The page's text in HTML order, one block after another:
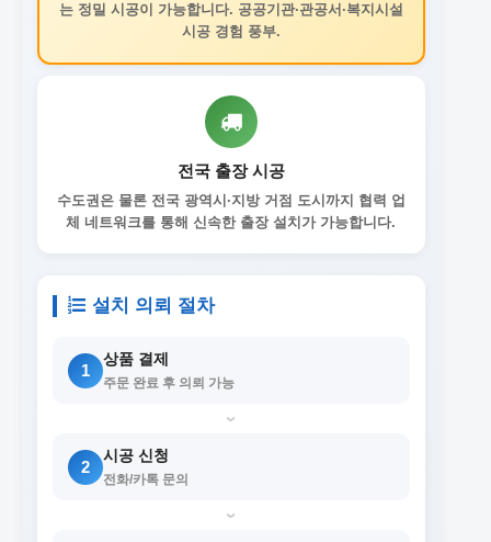
는 정밀 시공이 가능합니다. 공공기관·관공서·복지시설
시공 경험 풍부.
전국 출장 시공
수도권은 물론 전국 광역시·지방 거점 도시까지 협력 업
체 네트워크를 통해 신속한 출장 설치가 가능합니다.
설치 의뢰 절차
1
상품 결제
주문 완료 후 의뢰 가능
›
2
시공 신청
전화/카톡 문의
›